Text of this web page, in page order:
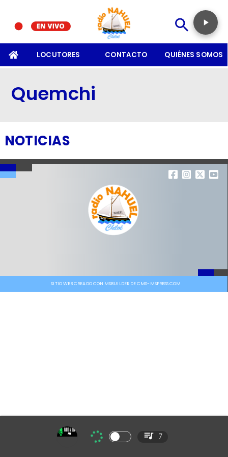
LOCUTORES CONTACTO QUIÉNES SOMOS
Quemchi
NOTICIAS
SITIO WEB CREADO CON MSBUILDER DE CMS-MSPRESS.COM
7